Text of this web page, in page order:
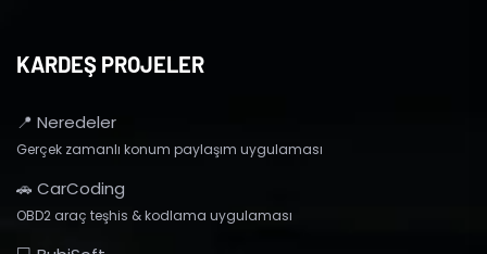
KARDEŞ PROJELER
📍 Neredeler
Gerçek zamanlı konum paylaşım uygulaması
🚗 CarCoding
OBD2 araç teşhis & kodlama uygulaması